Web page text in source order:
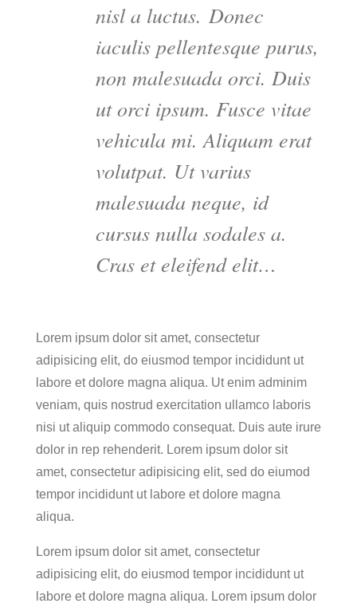
nisl a luctus. Donec
iaculis pellentesque purus,
non malesuada orci. Duis
ut orci ipsum. Fusce vitae
vehicula mi. Aliquam erat
volutpat. Ut varius
malesuada neque, id
cursus nulla sodales a.
Cras et eleifend elit…
Lorem ipsum dolor sit amet, consectetur
adipisicing elit, do eiusmod tempor incididunt ut
labore et dolore magna aliqua. Ut enim adminim
veniam, quis nostrud exercitation ullamco laboris
nisi ut aliquip commodo consequat. Duis aute irure
dolor in rep rehenderit. Lorem ipsum dolor sit
amet, consectetur adipisicing elit, sed do eiumod
tempor incididunt ut labore et dolore magna
aliqua.
Lorem ipsum dolor sit amet, consectetur
adipisicing elit, do eiusmod tempor incididunt ut
labore et dolore magna aliqua. Lorem ipsum dolor